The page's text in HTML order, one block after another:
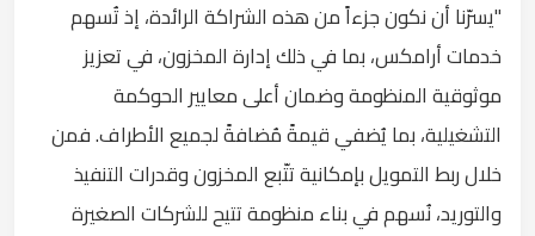
"يسرّنا أن نكون جزءاً من هذه الشراكة الرائدة، إذ تُسهم
خدمات أرامكس، بما في ذلك إدارة المخزون، في تعزيز
موثوقية المنظومة وضمان أعلى معايير الحوكمة
التشغيلية، بما يُضفي قيمةً مُضافةً لجميع الأطراف. فمن
خلال ربط التمويل بإمكانية تتّبع المخزون وقدرات التنفيذ
والتوريد، نُسهم في بناء منظومة تتيح للشركات الصغيرة